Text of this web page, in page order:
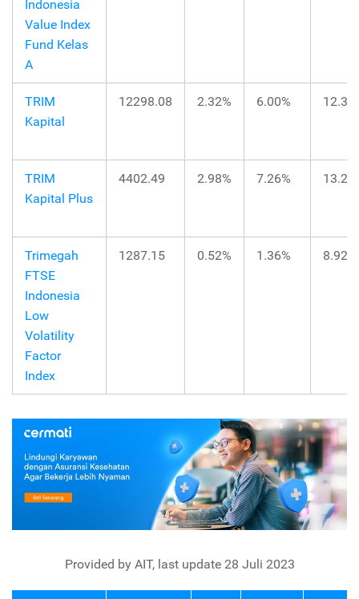
Indonesia
Value Index
Fund Kelas
A
TRIM
Kapital
12298.08 2.32% 6.00%
TRIM
Kapital Plus
4402.49 2.98% 7.26%
Trimegah
FTSE
Indonesia
Low
Volatility
Factor
Index
1287.15 0.52% 1.36% 8.92%
Provided by AIT, last update 28 Juli 2023